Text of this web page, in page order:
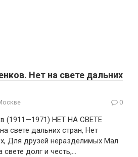
Нет на свете дальних
0
(1911—1971) НЕТ НА СВЕТЕ
свете дальних стран, Нет
Для друзей неразделимых Мал
свете долг и честь,…